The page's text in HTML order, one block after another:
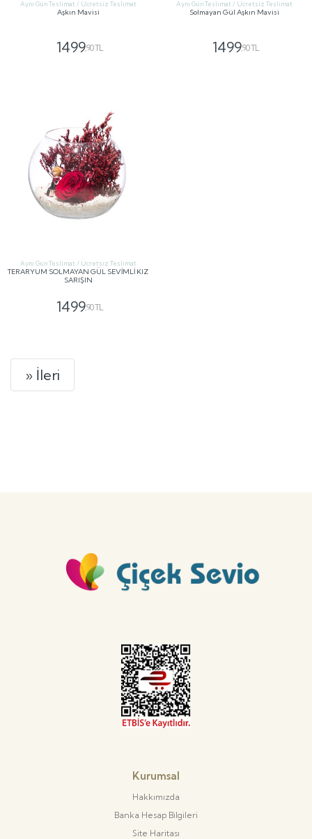
Aynı Gün Teslimat / Ücretsiz Teslimat
Aşkın Mavisi
1499,90 TL
Aynı Gün Teslimat / Ücretsiz Teslimat
Solmayan Gül Aşkın Mavisi
1499,90 TL
Aynı Gün Teslimat / Ücretsiz Teslimat
TERARYUM SOLMAYAN GÜL SEVİMLİ KIZ
SARIŞIN
1499,90 TL
» İleri
Kurumsal
Hakkımızda
Banka Hesap Bilgileri
Site Haritası